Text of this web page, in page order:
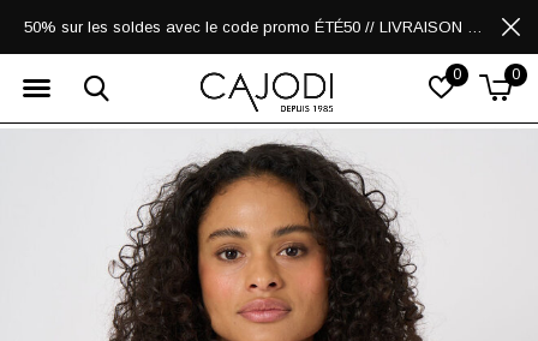
0 0
50% sur les soldes avec le code promo ÉTÉ50 // LIVRAISON GRATUITE POUR LES ACHATS DE 250$ ET PLUS